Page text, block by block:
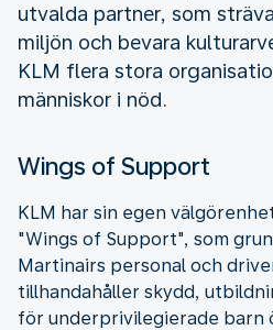
utvalda partner, som
miljön och bevara
KLM flera stora
människor i nöd.
Wings of Support
KLM har sin egen
"Wings of Support", som
Martinairs personal och
tillhandahåller skydd,
för underprivilegierade barn